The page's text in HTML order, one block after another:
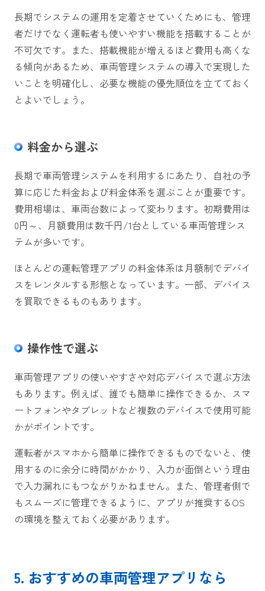
長期でシステムの運用を定着させていくためにも、管理
者だけでなく運転者も使いやすい機能を搭載することが
不可欠です。また、搭載機能が増えるほど費用も高くな
る傾向があるため、車両管理システムの導入で実現した
いことを明確化し、必要な機能の優先順位を立てておく
とよいでしょう。
料金から選ぶ
長期で車両管理システムを利用するにあたり、自社の予
算に応じた料金および料金体系を選ぶことが重要です。
費用相場は、車両台数によって変わります。初期費用は
0円～、月額費用は数千円/1台としている車両管理シス
テムが多いです。
ほとんどの運転管理アプリの料金体系は月額制でデバイ
スをレンタルする形態となっています。一部、デバイス
を買取できるものもあります。
操作性で選ぶ
車両管理アプリの使いやすさや対応デバイスで選ぶ方法
もあります。例えば、誰でも簡単に操作できるか、スマ
ートフォンやタブレットなど複数のデバイスで使用可能
かがポイントです。
運転者がスマホから簡単に操作できるものでないと、使
用するのに余分に時間がかかり、入力が面倒という理由
で入力漏れにもつながりかねません。また、管理者側で
もスムーズに管理できるように、アプリが推奨するOS
の環境を整えておく必要があります。
5. おすすめの車両管理アプリなら